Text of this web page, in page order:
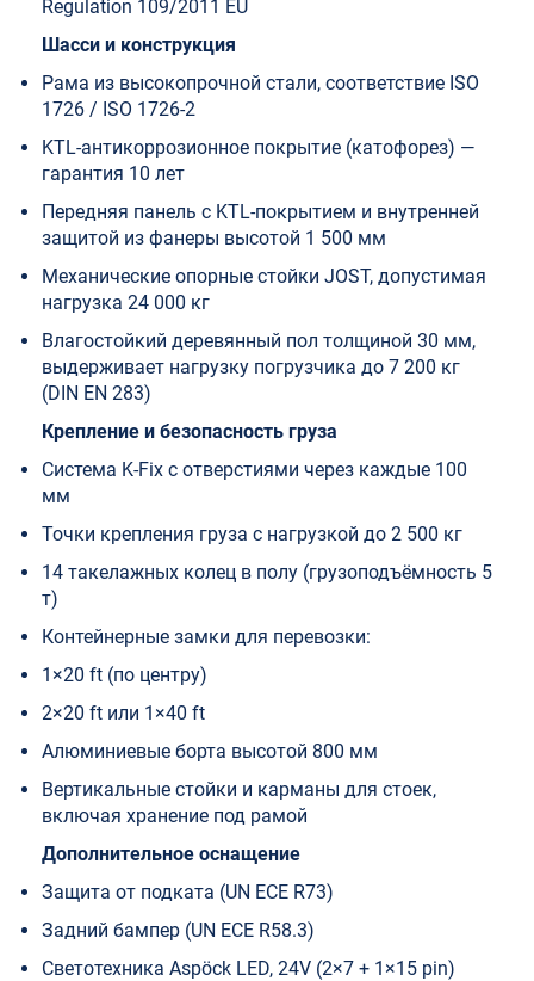
Regulation 109/2011 EU
Шасси и конструкция
Рама из высокопрочной стали, соответствие ISO
1726 / ISO 1726-2
KTL-антикоррозионное покрытие (катофорез) —
гарантия 10 лет
Передняя панель с KTL-покрытием и внутренней
защитой из фанеры высотой 1 500 мм
Механические опорные стойки JOST, допустимая
нагрузка 24 000 кг
Влагостойкий деревянный пол толщиной 30 мм,
выдерживает нагрузку погрузчика до 7 200 кг
(DIN EN 283)
Крепление и безопасность груза
Система K-Fix с отверстиями через каждые 100
мм
Точки крепления груза с нагрузкой до 2 500 кг
14 такелажных колец в полу (грузоподъёмность 5
т)
Контейнерные замки для перевозки:
1×20 ft (по центру)
2×20 ft или 1×40 ft
Алюминиевые борта высотой 800 мм
Вертикальные стойки и карманы для стоек,
включая хранение под рамой
Дополнительное оснащение
Защита от подката (UN ECE R73)
Задний бампер (UN ECE R58.3)
Светотехника Aspöck LED, 24V (2×7 + 1×15 pin)